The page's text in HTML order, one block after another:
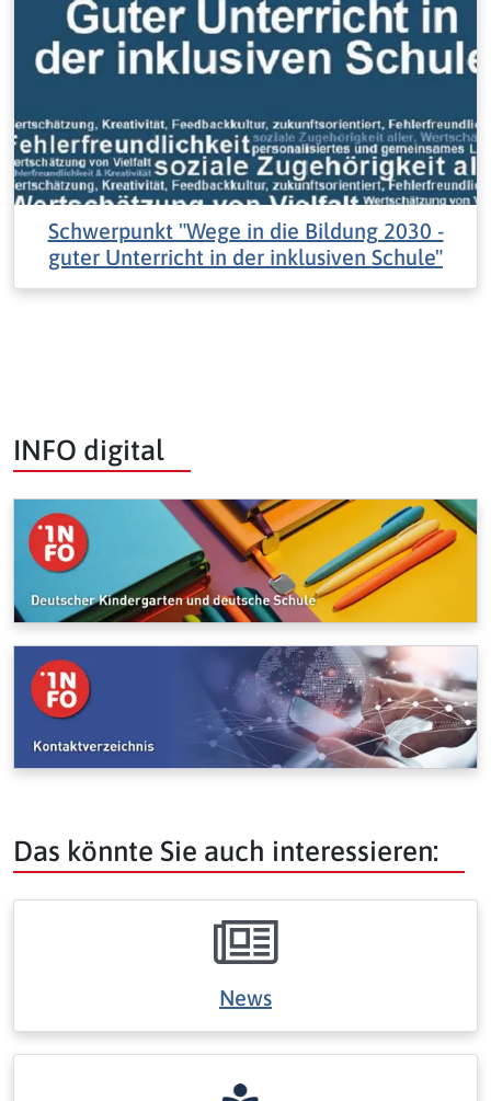
Schwerpunkt "Wege in die Bildung 2030 -
guter Unterricht in der inklusiven Schule"
INFO digital
Das könnte Sie auch interessieren:
News